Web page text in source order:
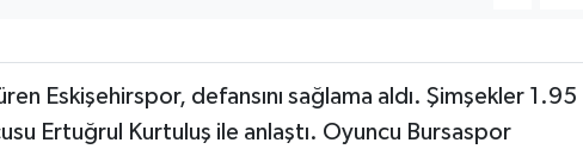
Eskişehirspor, defansını sağlama aldı. Şimşekler 1.95
Ertuğrul Kurtuluş ile anlaştı. Oyuncu Bursaspor